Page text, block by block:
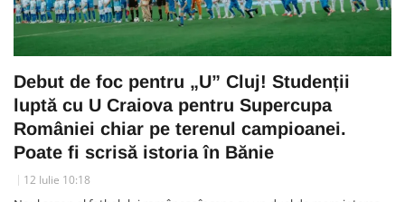
Debut de foc pentru „U” Cluj! Studenții
luptă cu U Craiova pentru Supercupa
României chiar pe terenul campioanei.
Poate fi scrisă istoria în Bănie
12 Iulie 10:18